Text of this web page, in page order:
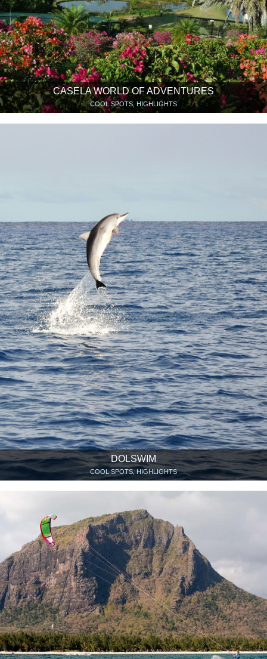
CASELA WORLD OF ADVENTURES
COOL SPOTS, HIGHLIGHTS
DOLSWIM
COOL SPOTS, HIGHLIGHTS